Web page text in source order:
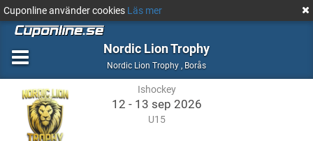
Cuponline använder cookies Läs mer
Nordic Lion Trophy
Nordic Lion Trophy , Ishockey
BoråsBorås
Ishockey
12 - 13 sep 2026
U15